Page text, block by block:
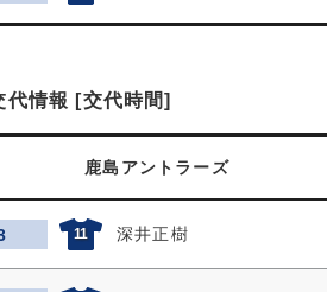
代情報 [交代時間]
鹿島アントラーズ
11 深井正樹